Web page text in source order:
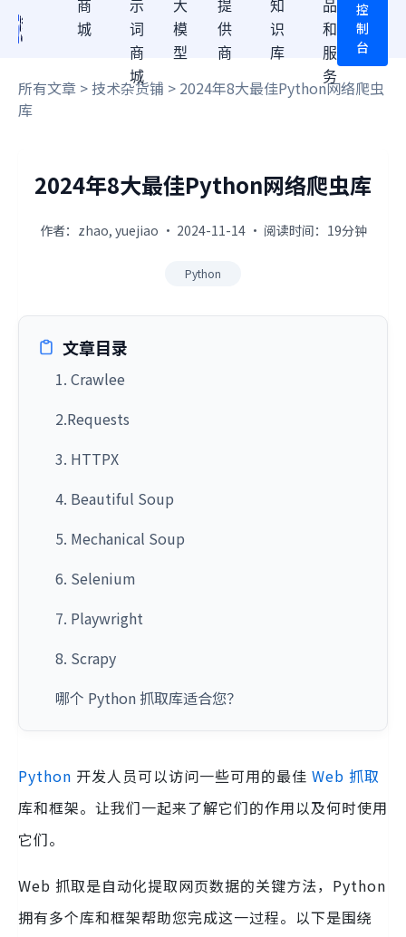
商
城
示
词
商
城
大
模
型
提
供
商
知
识
库
品
和
服
务
控
制
台
所有文章 >技术杂货铺 > 2024年8大最佳Python网络爬虫
库
2024年8大最佳Python网络爬虫库
作者：zhao, yuejiao · 2024-11-14 · 阅读时间：19分钟
Python
文章目录
1. Crawlee
2.Requests
3. HTTPX
4. Beautiful Soup
5. Mechanical Soup
6. Selenium
7. Playwright
8. Scrapy
哪个 Python 抓取库适合您？
Python 开发人员可以访问一些可用的最佳 Web 抓取
库和框架。让我们一起来了解它们的作用以及何时使用
它们。
Web 抓取是自动化提取网页数据的关键方法，Python
拥有多个库和框架帮助您完成这一过程。以下是围绕